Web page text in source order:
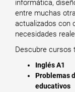
informática,
entre muchas
actualizados con
necesidades
Descubre cursos
Inglés A1
Problemas
educativos